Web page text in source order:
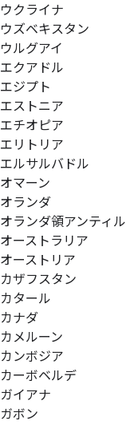
ウクライナ
ウズベキスタン
ウルグアイ
エクアドル
エジプト
エストニア
エチオピア
エリトリア
エルサルバドル
オマーン
オランダ
オランダ領アンティル
オーストラリア
オーストリア
カザフスタン
カタール
カナダ
カメルーン
カンボジア
カーボベルデ
ガイアナ
ガボン